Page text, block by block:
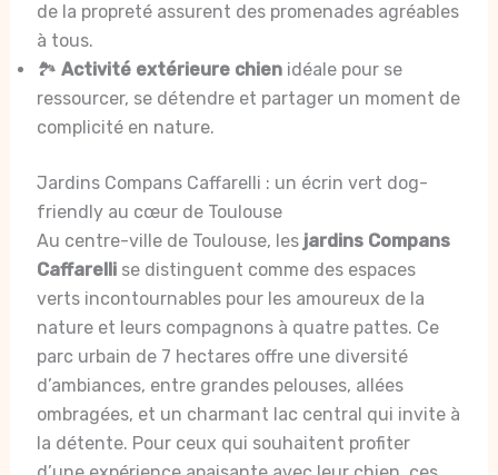
de la propreté assurent des promenades agréables
à tous.
🏞️ Activité extérieure chienidéale pour se
ressourcer, se détendre et partager un moment de
complicité en nature.
Jardins Compans Caffarelli : un écrin vert dog-
friendly au cœur de Toulouse
Au centre-ville de Toulouse, les jardins Compans
Caffarellise distinguent comme des espaces
verts incontournables pour les amoureux de la
nature et leurs compagnons à quatre pattes. Ce
parc urbain de 7 hectares offre une diversité
d’ambiances, entre grandes pelouses, allées
ombragées, et un charmant lac central qui invite à
la détente. Pour ceux qui souhaitent profiter